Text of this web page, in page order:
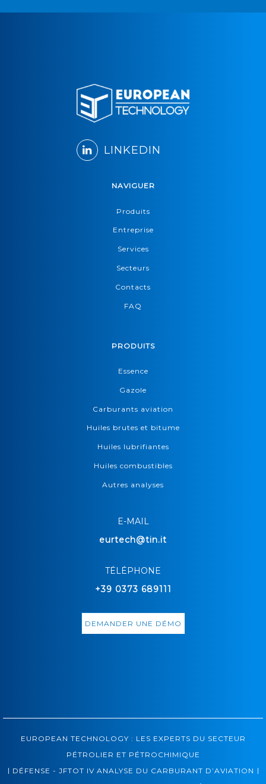
LINKEDIN
NAVIGUER
Produits
Entreprise
Services
Secteurs
Contacts
FAQ
PRODUITS
Essence
Gazole
Carburants aviation
Huiles brutes et bitume
Huiles lubrifiantes
Huiles combustibles
Autres analyses
E-MAIL
eurtech@tin.it
TÉLÉPHONE
+39 0373 689111
DEMANDER UNE DÉMO
EUROPEAN TECHNOLOGY : LES EXPERTS DU SECTEUR
PÉTROLIER ET PÉTROCHIMIQUE
| DÉFENSE - JFTOT IV ANALYSE DU CARBURANT D’AVIATION |